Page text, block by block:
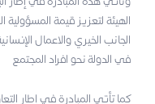
الهيئة لتعزيز قيمة المسؤولية
الجانب الخيري والاعمال
في الدولة نحو افراد المجتمع
كما تأتي المبادرة في إطار